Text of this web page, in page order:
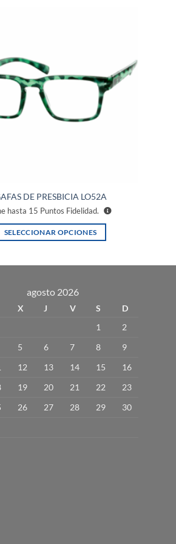
deseos
DE PRESBICIA LO52A
hasta 15 Puntos Fidelidad.
SELECCIONAR OPCIONES
múltiples
variantes.
elegir
en
agosto 2026
X J V S
D
1
2
5 6 7 8
9
12 13 14 15
16
19 20 21 22
23
26 27 28 29
30